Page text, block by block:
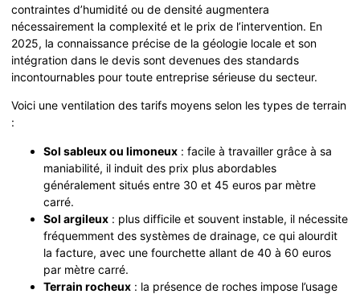
contraintes d’humidité ou de densité augmentera
nécessairement la complexité et le prix de l’intervention. En
2025, la connaissance précise de la géologie locale et son
intégration dans le devis sont devenues des standards
incontournables pour toute entreprise sérieuse du secteur.
Voici une ventilation des tarifs moyens selon les types de terrain
:
Sol sableux ou limoneux : facile à travailler grâce à sa
maniabilité, il induit des prix plus abordables
généralement situés entre 30 et 45 euros par mètre
carré.
Sol argileux : plus difficile et souvent instable, il nécessite
fréquemment des systèmes de drainage, ce qui alourdit
la facture, avec une fourchette allant de 40 à 60 euros
par mètre carré.
Terrain rocheux : la présence de roches impose l’usage